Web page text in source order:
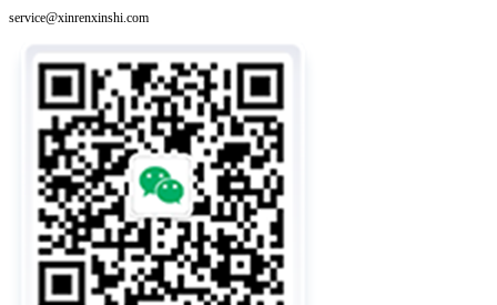
service@xinrenxinshi.com